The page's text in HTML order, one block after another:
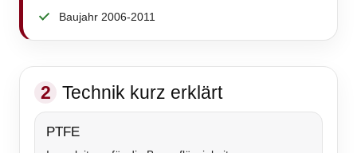
Baujahr 2006-2011
2 Technik kurz erklärt
PTFE